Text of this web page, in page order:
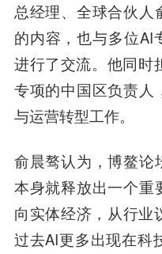
总经理、全球合伙人
的内容，也与多位AI
进行了交流。他同时
专项的中国区负责人
与运营转型工作。
俞晨骜认为，博鳌论
本身就释放出一个重
向实体经济，从行业
过去AI更多出现在科